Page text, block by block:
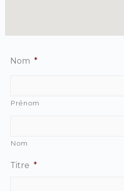
Nom *
Prénom
Nom
Titre *